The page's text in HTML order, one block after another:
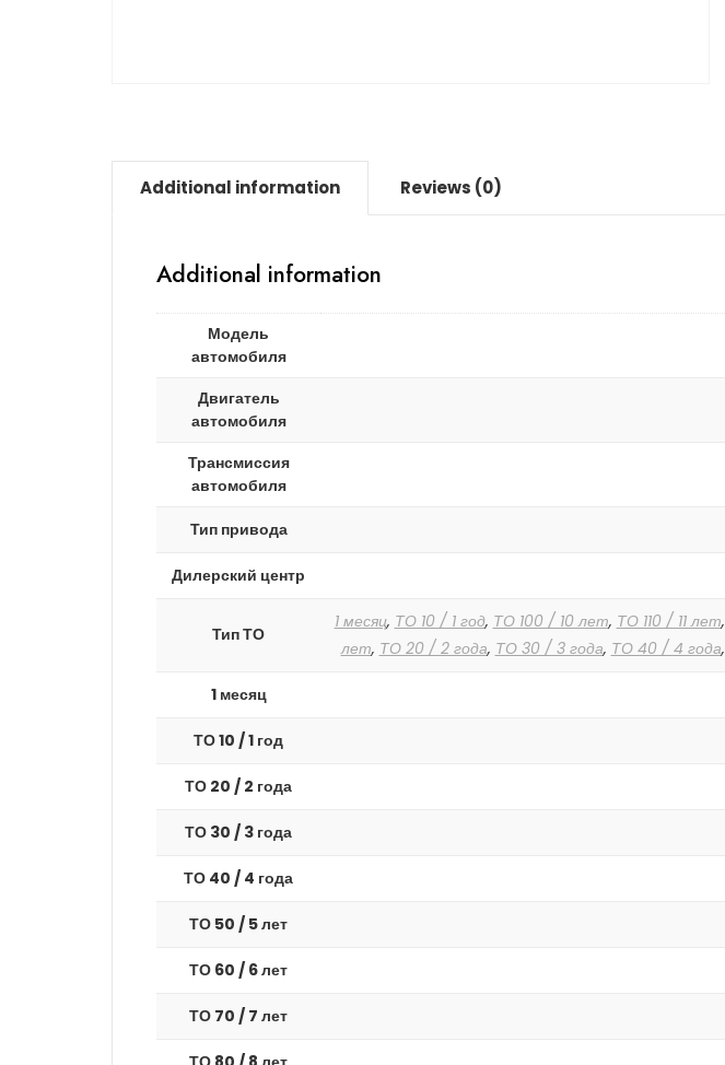
Additional information Reviews (0)
Additional information
Модель
автомобиля
Двигатель
автомобиля
Трансмиссия
автомобиля
Тип привода
Дилерский центр
Тип ТО
1 месяц, ТО 10 / 1 год, ТО 100 / 10 лет, ТО 110 / 11 лет,
лет, ТО 20 / 2 года, ТО 30 / 3 года, ТО 40 / 4 года,
1 месяц
ТО 10 / 1 год
ТО 20 / 2 года
ТО 30 / 3 года
ТО 40 / 4 года
ТО 50 / 5 лет
ТО 60 / 6 лет
ТО 70 / 7 лет